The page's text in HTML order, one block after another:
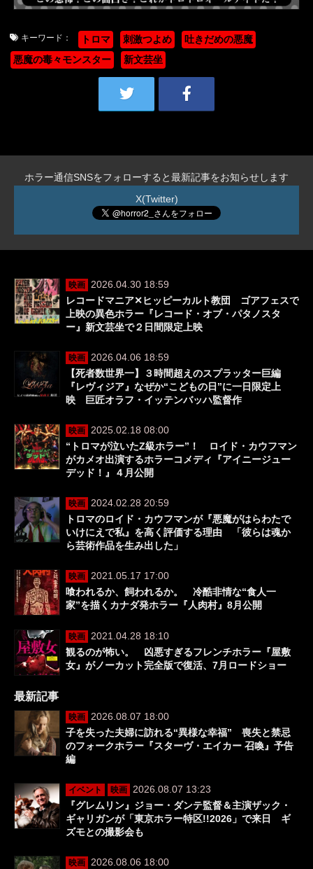
キーワード： トロマ 刺激つよめ
吐きだめの悪魔
悪魔の毒々モンスター
新文芸坐
ホラー通信SNSをフォローすると最新記事をお知らせします
X(Twitter)
映画
2026.04.30 18:59
レコードマニア✕ヒッピーカルト教団 ゴアフェスで
上映の異色ホラー『レコード・オブ・パタノスタ
ー』新文芸坐で２日間限定上映
映画
2026.04.06 18:59
【死者数世界一】３時間超えのスプラッター巨編
『レヴィジア』なぜか“こどもの日”に一日限定上
映 巨匠オラフ・イッテンバッハ監督作
映画
2025.02.18 08:00
“トロマが泣いたZ級ホラー”！ ロイド・カウフマン
がカメオ出演するホラーコメディ『アイニージュー
デッド！』４月公開
映画
2024.02.28 20:59
トロマのロイド・カウフマンが『悪魔がはらわたで
いけにえで私』を高く評価する理由 「彼らは魂か
ら芸術作品を生み出した」
映画
2021.05.17 17:00
喰われるか、飼われるか。 冷酷非情な“食人一
家”を描くカナダ発ホラー『人肉村』8月公開
映画
2021.04.28 18:10
観るのが怖い。 凶悪すぎるフレンチホラー『屋敷
女』がノーカット完全版で復活、7月ロードショー
最新記事
映画
2026.08.07 18:00
子を失った夫婦に訪れる“異様な幸福” 喪失と禁忌
のフォークホラー『スターヴ・エイカー 召喚』予告
編
イベント 映画
2026.08.07 13:23
『グレムリン』ジョー・ダンテ監督＆主演ザック・
ギャリガンが「東京ホラー特区!!2026」で来日 ギ
ズモとの撮影会も
映画
2026.08.06 18:00